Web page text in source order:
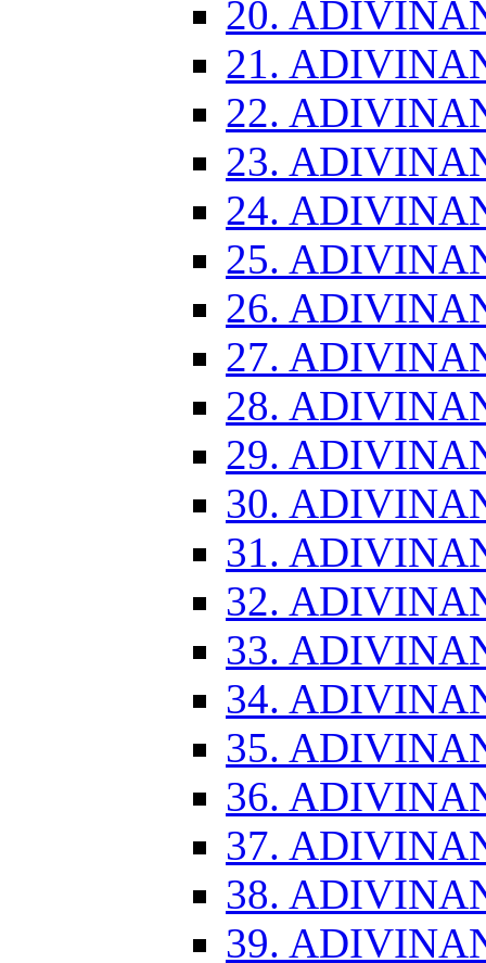
20.
21.
22.
23.
24.
25.
26.
27.
28.
29.
30.
31.
32.
33.
34.
35.
36.
37.
38.
39.